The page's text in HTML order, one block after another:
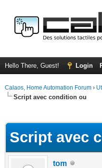
Hello There, Guest! Login
Calaos, Home Automation Forum ›
Script avec condition ou
Script avec
tom